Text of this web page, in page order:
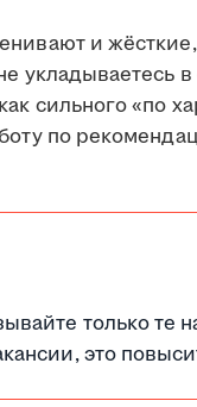
и
укладываетесь
сильного «по
по
только те
это